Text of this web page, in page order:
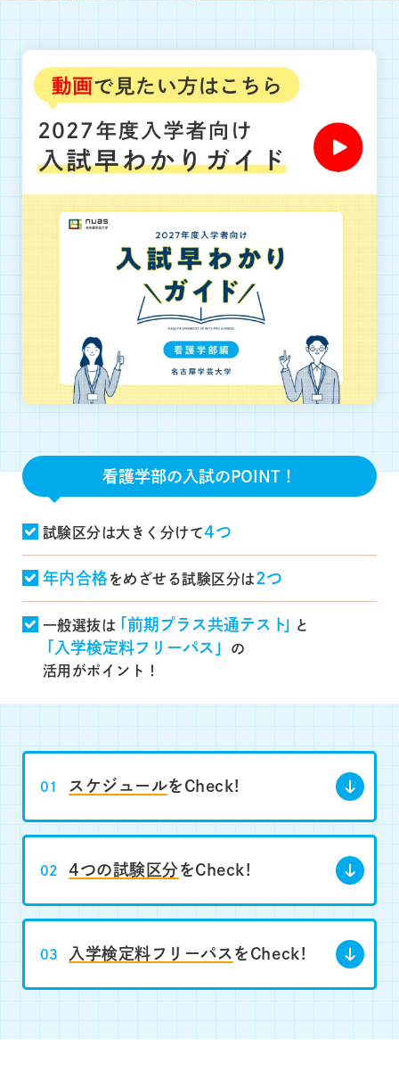
管理栄養学部 管理栄養学科
ヒューマンケア学部 子どもケア学科
子どもケア専攻＜養護教諭＞
幼児保育専攻
児童発達教育専攻
メディア造形学部
映像メディア学科
デザイン学科
ファッション造形学科
就職・資格TOP
管理栄養学科
子どもケア専攻＜養護教諭＞
大学をもっと知る
看護学部の入試のPOINT！
試験区分は大きく分けて4つ
年内合格をめざせる試験区分は2つ
一般選抜は「前期プラス共通テスト」と
入学検定料フリーパス」
の
活用がポイント！
01 スケジュールをCheck!
02 4つの試験区分をCheck!
03 入学検定料フリーパス をCheck!